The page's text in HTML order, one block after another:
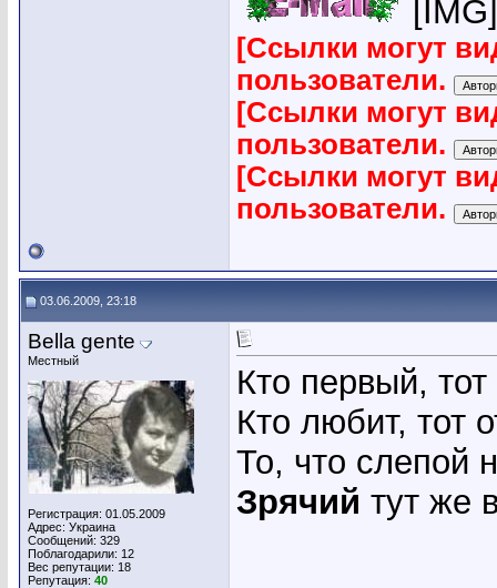
[Ссылки могут
пользователи.
[Ссылки могут
пользователи.
[Ссылки могут
пользователи.
03.06.2009, 23:18
Bella gente
Местный
Регистрация: 01.05.2009
Адрес: Украина
Сообщений: 329
Поблагодарили: 12
Вес репутации: 18
Репутация: 40
Кто первый,
Кто любит, тот
То, что слепой
Зрячий тут же